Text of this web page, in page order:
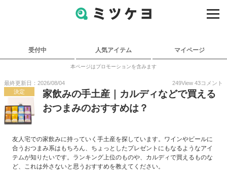
受付中 人気アイテム マイページ
本ページはプロモーションを含みます
最終更新日：2026/08/04 249View 43コメント
決定
家飲みの手土産｜カルディなどで買える
おつまみのおすすめは？
友人宅での家飲みに持っていく手土産を探しています。ワインやビールに
合うおつまみ系はもちろん、ちょっとしたプレゼントにもなるようなアイ
テムが知りたいです。ランキング上位のものや、カルディで買えるものな
ど、これは外さないと思うおすすめを教えてください。